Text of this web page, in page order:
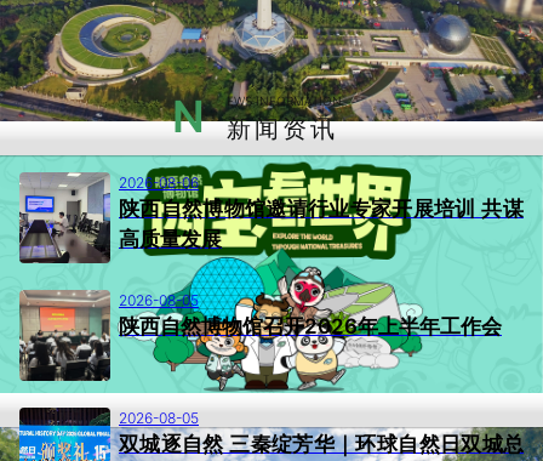
N EWS INFORMATION
新闻资讯
2026-08-06
陕西自然博物馆邀请行业专家开展培训 共谋
高质量发展
2026-08-05
陕西自然博物馆召开2026年上半年工作会
2026-08-05
双城逐自然 三秦绽芳华｜环球自然日双城总